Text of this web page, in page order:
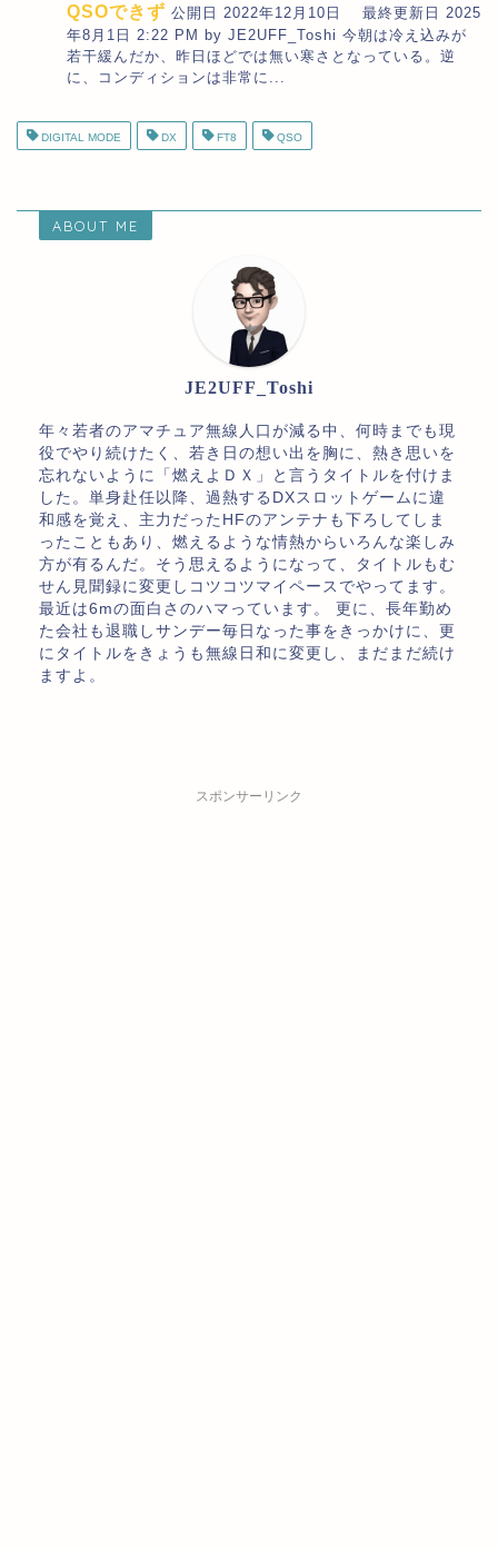
QSOできず 公開日 2022年12月10日 最終更新日 2025
年8月1日 2:22 PM by JE2UFF_Toshi 今朝は冷え込みが
若干緩んだか、昨日ほどでは無い寒さとなっている。逆
に、コンディションは非常に...
DIGITAL MODE DX FT8 QSO
ABOUT ME
JE2UFF_Toshi
年々若者のアマチュア無線人口が減る中、何時までも現
役でやり続けたく、若き日の想い出を胸に、熱き思いを
忘れないように「燃えよＤＸ」と言うタイトルを付けま
した。単身赴任以降、過熱するDXスロットゲームに違
和感を覚え、主力だったHFのアンテナも下ろしてしま
ったこともあり、燃えるような情熱からいろんな楽しみ
方が有るんだ。そう思えるようになって、タイトルもむ
せん見聞録に変更しコツコツマイペースでやってます。
最近は6mの面白さのハマっています。 更に、長年勤め
た会社も退職しサンデー毎日なった事をきっかけに、更
にタイトルをきょうも無線日和に変更し、まだまだ続け
ますよ。
スポンサーリンク